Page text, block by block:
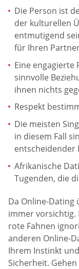
Die Person ist
der kulturellen
entmutigend
für Ihren
Eine engagierte
sinnvolle
ihnen nichts
Respekt
Die meisten
in diesem Fall
entscheidender
Afrikanische
Tugenden, die
Da Online-Dating
immer vorsichtig.
rote Fahnen
anderen Online-
Ihrem Instinkt
Sicherheit.